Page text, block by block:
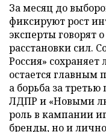
За месяц до
фиксируют рост
эксперты говорят
расстановки сил.
Россия»
остается главным
а борьба за
ЛДПР и «Новыми
роль в кампании
бренды, но и